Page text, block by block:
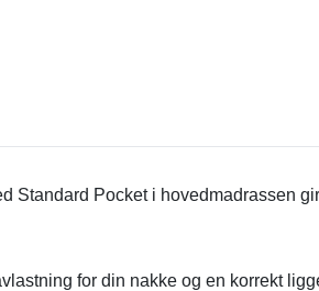
Standard Pocket i hovedmadrassen
for din nakke og en korrekt